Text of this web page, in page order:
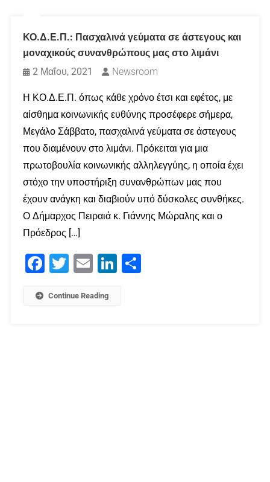
ΚΟ.Δ.Ε.Π.: Πασχαλινά γεύματα σε άστεγους και
μοναχικούς συνανθρώπους μας στο λιμάνι
2 Μαΐου, 2021
Newsroom
Η ΚΟ.Δ.Ε.Π. όπως κάθε χρόνο έτσι και εφέτος, με
αίσθημα κοινωνικής ευθύνης προσέφερε σήμερα,
Μεγάλο Σάββατο, πασχαλινά γεύματα σε άστεγους
που διαμένουν στο λιμάνι. Πρόκειται για μια
πρωτοβουλία κοινωνικής αλληλεγγύης, η οποία έχει
στόχο την υποστήριξη συνανθρώπων μας που
έχουν ανάγκη και διαβιούν υπό δύσκολες συνθήκες.
Ο Δήμαρχος Πειραιά κ. Γιάννης Μώραλης και ο
Πρόεδρος […]
Facebook
Twitter Email LinkedIn
Continue Reading